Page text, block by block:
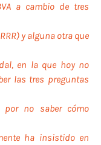
a cambio de tres
y alguna otra que
en la que hoy no
las tres preguntas
por no saber cómo
ha insistido en